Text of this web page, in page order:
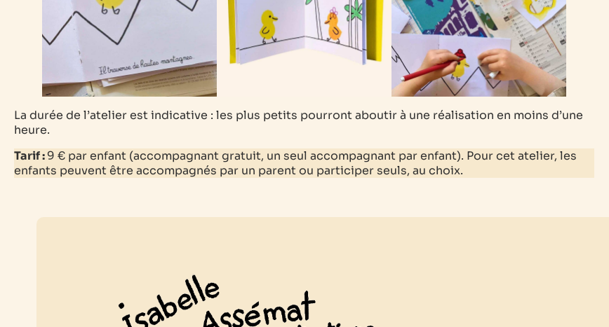
La durée de l’atelier est indicative : les plus petits pourront aboutir à une réalisation en moins d’une
heure.
Tarif :9 € par enfant (accompagnant gratuit, un seul accompagnant par enfant). Pour cet atelier, les
enfants peuvent être accompagnés par un parent ou participer seuls, au choix.